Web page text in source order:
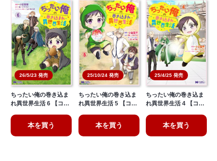
26/5/23 発売
ちったい俺の巻き込ま
れ異世界生活 6 【コ…
本を買う
25/10/24 発売
ちったい俺の巻き込ま
れ異世界生活 5 【コ…
本を買う
25/4/25 発売
ちったい俺の巻き込ま
れ異世界生活 4 【コ…
本を買う